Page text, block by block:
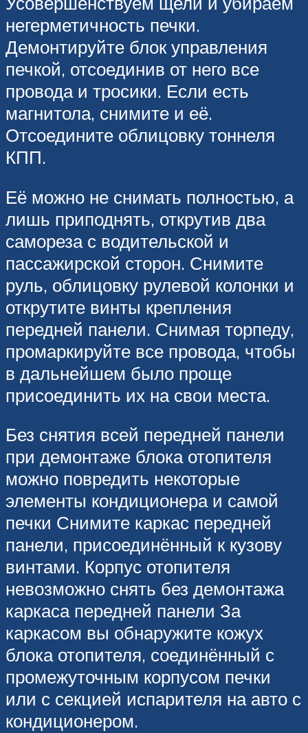
негерметичность печки.
Демонтируйте блок управления
печкой, отсоединив от него все
провода и тросики. Если есть
магнитола, снимите и её.
Отсоедините облицовку тоннеля
КПП.
Её можно не снимать полностью, а
лишь приподнять, открутив два
самореза с водительской и
пассажирской сторон. Снимите
руль, облицовку рулевой колонки и
открутите винты крепления
передней панели. Снимая торпеду,
промаркируйте все провода, чтобы
в дальнейшем было проще
присоединить их на свои места.
Без снятия всей передней панели
при демонтаже блока отопителя
можно повредить некоторые
элементы кондиционера и самой
печки Снимите каркас передней
панели, присоединённый к кузову
винтами. Корпус отопителя
невозможно снять без демонтажа
каркаса передней панели За
каркасом вы обнаружите кожух
блока отопителя, соединённый с
промежуточным корпусом печки
или с секцией испарителя на авто с
кондиционером.